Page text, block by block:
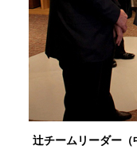
辻チームリーダー（